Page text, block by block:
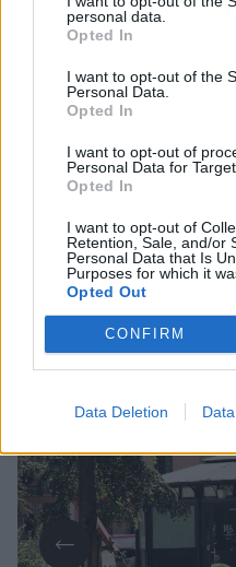
personal data.
Opted In
I want to opt-out of the
Personal Data.
Opted In
I want to opt-out of
Personal Data for
Opted In
I want to opt-out of
Retention, Sale, and/or
Personal Data that Is
Purposes for which it
Opted Out
CONFIRM
Data Deletion
Lrytas.lt
Lrytas Premium nariams
savivaldybė prieš
verslininkų perėmė
tualetus. Ir įvyko
jau suremontuoti,
nemokamai.